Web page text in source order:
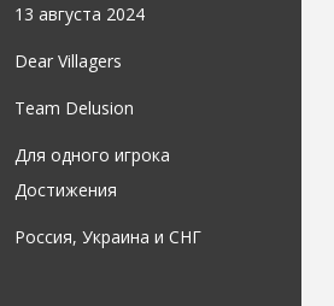
13 августа 2024
Dear Villagers
Team Delusion
Для одного игрока
Достижения
Россия, Украина и СНГ